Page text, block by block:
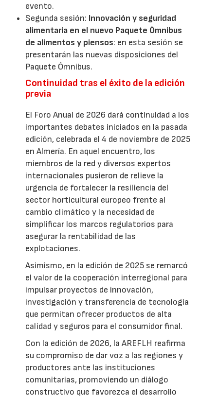
evento.
Segunda sesión: Innovación y seguridad
alimentaria en el nuevo Paquete Ómnibus
de alimentos y piensos: en esta sesión se
presentarán las nuevas disposiciones del
Paquete Ómnibus.
Continuidad tras el éxito de la edición
previa
El Foro Anual de 2026 dará continuidad a los
importantes debates iniciados en la pasada
edición, celebrada el 4 de noviembre de 2025
en Almería. En aquel encuentro, los
miembros de la red y diversos expertos
internacionales pusieron de relieve la
urgencia de fortalecer la resiliencia del
sector horticultural europeo frente al
cambio climático y la necesidad de
simplificar los marcos regulatorios para
asegurar la rentabilidad de las
explotaciones.
Asimismo, en la edición de 2025 se remarcó
el valor de la cooperación interregional para
impulsar proyectos de innovación,
investigación y transferencia de tecnología
que permitan ofrecer productos de alta
calidad y seguros para el consumidor final.
Con la edición de 2026, la AREFLH reafirma
su compromiso de dar voz a las regiones y
productores ante las instituciones
comunitarias, promoviendo un diálogo
constructivo que favorezca el desarrollo